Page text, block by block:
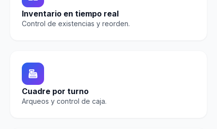
Inventario en tiempo real
Control de existencias y reorden.
Cuadre por turno
Arqueos y control de caja.